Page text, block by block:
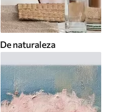
De naturaleza